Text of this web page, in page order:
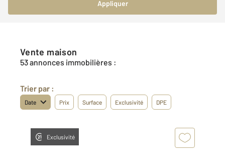
Appliquer
Vente maison
53 annonces immobilières :
Trier par :
Date Prix Surface Exclusivité DPE
Exclusivité